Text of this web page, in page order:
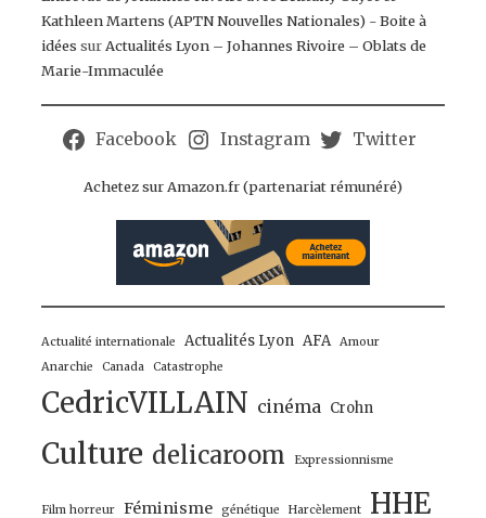
Kathleen Martens (APTN Nouvelles Nationales) - Boite à
idées sur Actualités Lyon – Johannes Rivoire – Oblats de
Marie-Immaculée
Facebook Instagram Twitter
Achetez sur Amazon.fr (partenariat rémunéré)
Actualité internationale Actualités Lyon AFA
Amour
Anarchie
Canada Catastrophe
CedricVILLAIN cinéma Crohn
Culture delicaroom Expressionnisme
Film horreur Féminisme génétique Harcèlement HHE